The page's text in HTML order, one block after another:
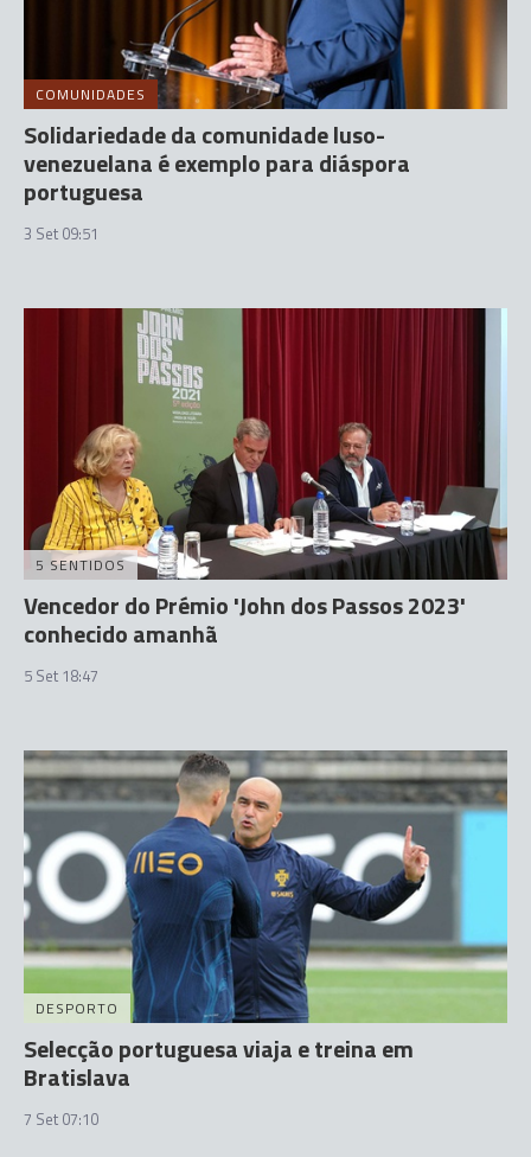
COMUNIDADES
Solidariedade da comunidade luso-
venezuelana é exemplo para diáspora
portuguesa
3 Set 09:51
5 SENTIDOS
Vencedor do Prémio 'John dos Passos 2023'
conhecido amanhã
5 Set 18:47
DESPORTO
Selecção portuguesa viaja e treina em
Bratislava
7 Set 07:10